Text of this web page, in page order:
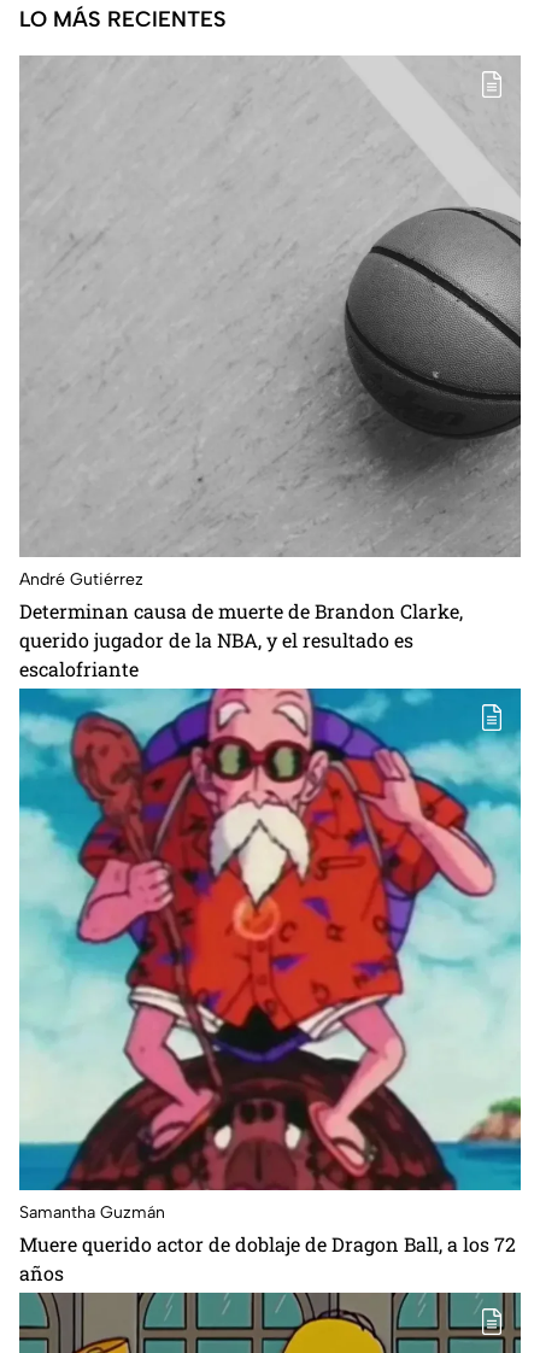
LO MÁS RECIENTES
André Gutiérrez
Determinan causa de muerte de Brandon Clarke,
querido jugador de la NBA, y el resultado es
escalofriante
Samantha Guzmán
Muere querido actor de doblaje de Dragon Ball, a los 72
años